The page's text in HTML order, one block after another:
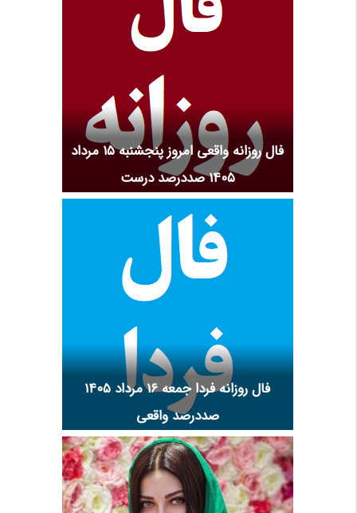
فال روزانه واقعی امروز پنجشنبه ۱۵ مرداد
۱۴۰۵ صددرصد درست
فال روزانه فردا جمعه ۱۶ مرداد ۱۴۰۵
صددرصد واقعی